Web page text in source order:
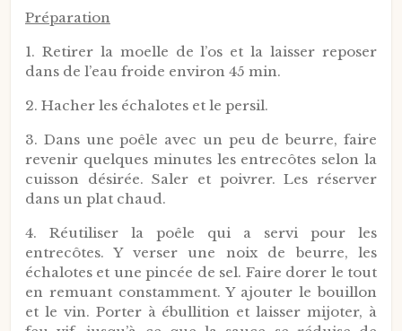
Préparation
1. Retirer la moelle de l’os et la laisser reposer
dans de l’eau froide environ 45 min.
2. Hacher les échalotes et le persil.
3. Dans une poêle avec un peu de beurre, faire
revenir quelques minutes les entrecôtes selon la
cuisson désirée. Saler et poivrer. Les réserver
dans un plat chaud.
4. Réutiliser la poêle qui a servi pour les
entrecôtes. Y verser une noix de beurre, les
échalotes et une pincée de sel. Faire dorer le tout
en remuant constamment. Y ajouter le bouillon
et le vin. Porter à ébullition et laisser mijoter, à